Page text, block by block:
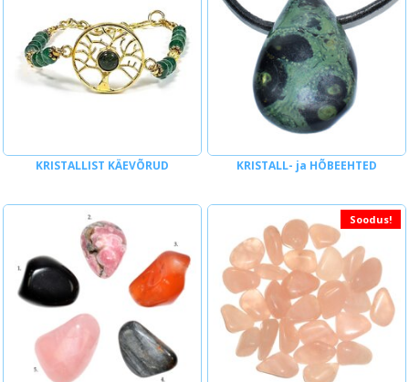
KRISTALLIST KÄEVÕRUD KRISTALL- ja HÕBEEHTED
Soodus!